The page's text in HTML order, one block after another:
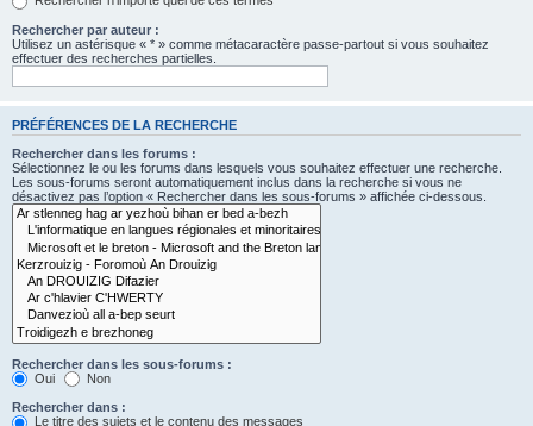
Rechercher par auteur :
Utilisez un astérisque « * » comme métacaractère passe-partout si vous souhaitez
effectuer des recherches partielles.
PRÉFÉRENCES DE LA RECHERCHE
Rechercher dans les forums :
Sélectionnez le ou les forums dans lesquels vous souhaitez effectuer une recherche.
Les sous-forums seront automatiquement inclus dans la recherche si vous ne
désactivez pas l’option « Rechercher dans les sous-forums » affichée ci-dessous.
Rechercher dans les sous-forums :
Oui
Non
Rechercher dans :
Le titre des sujets et le contenu des messages